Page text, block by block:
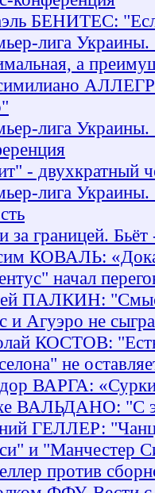
БЕНИТЕС:
лига
а
лига
- двухкратный
лига
за границей. Бьёт
КОВАЛЬ:
начал
ПАЛКИН:
и Агуэро не
КОСТОВ:
не
ВАРГА:
ВАЛЬДАНО: "С
ГЕЛЛЕР:
и "Манчестер
против